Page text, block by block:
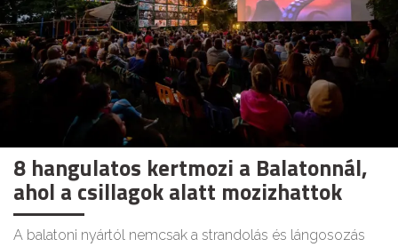
8 hangulatos kertmozi a Balatonnál,
ahol a csillagok alatt mozizhattok
A balatoni nyártól nemcsak a strandolás és lángosozás